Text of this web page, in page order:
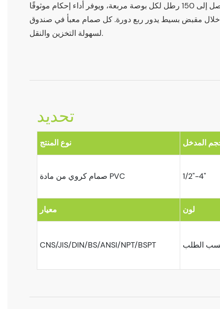
الأمد. يتحمل ضغط تشغيل يصل إلى 150 رطل لكل بوصة مربعة، ويوفر أداء إحكام موثوقًا
مقبض بسيط يدور ربع دورة. كل صمام معبأ في صندوق
لسهولة التخزين والنقل.
تحديد
نوع المنتج المدخل
صمام كروي من مادة PVC 1/2"-4"
معيار لون
CNS/JIS/DIN/BS/ANSI/NPT/BSPT الطلب